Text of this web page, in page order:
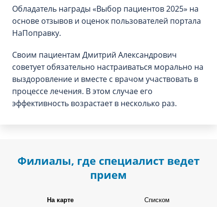
Обладатель награды «Выбор пациентов 2025» на
основе отзывов и оценок пользователей портала
НаПоправку.
Своим пациентам Дмитрий Александрович
советует обязательно настраиваться морально на
выздоровление и вместе с врачом участвовать в
процессе лечения. В этом случае его
эффективность возрастает в несколько раз.
Филиалы, где специалист ведет
прием
На карте Списком